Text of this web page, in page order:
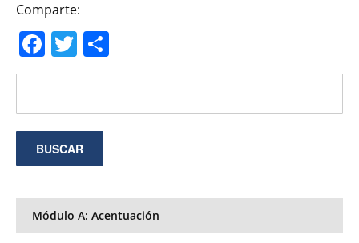
Comparte:
Facebook
Twitter
Módulo A: Acentuación